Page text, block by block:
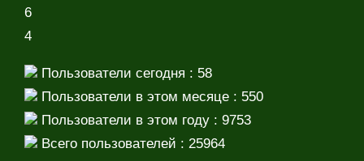
6
4
Пользователи сегодня : 58
Пользователи в этом месяце : 550
Пользователи в этом году : 9753
Всего пользователей : 25964